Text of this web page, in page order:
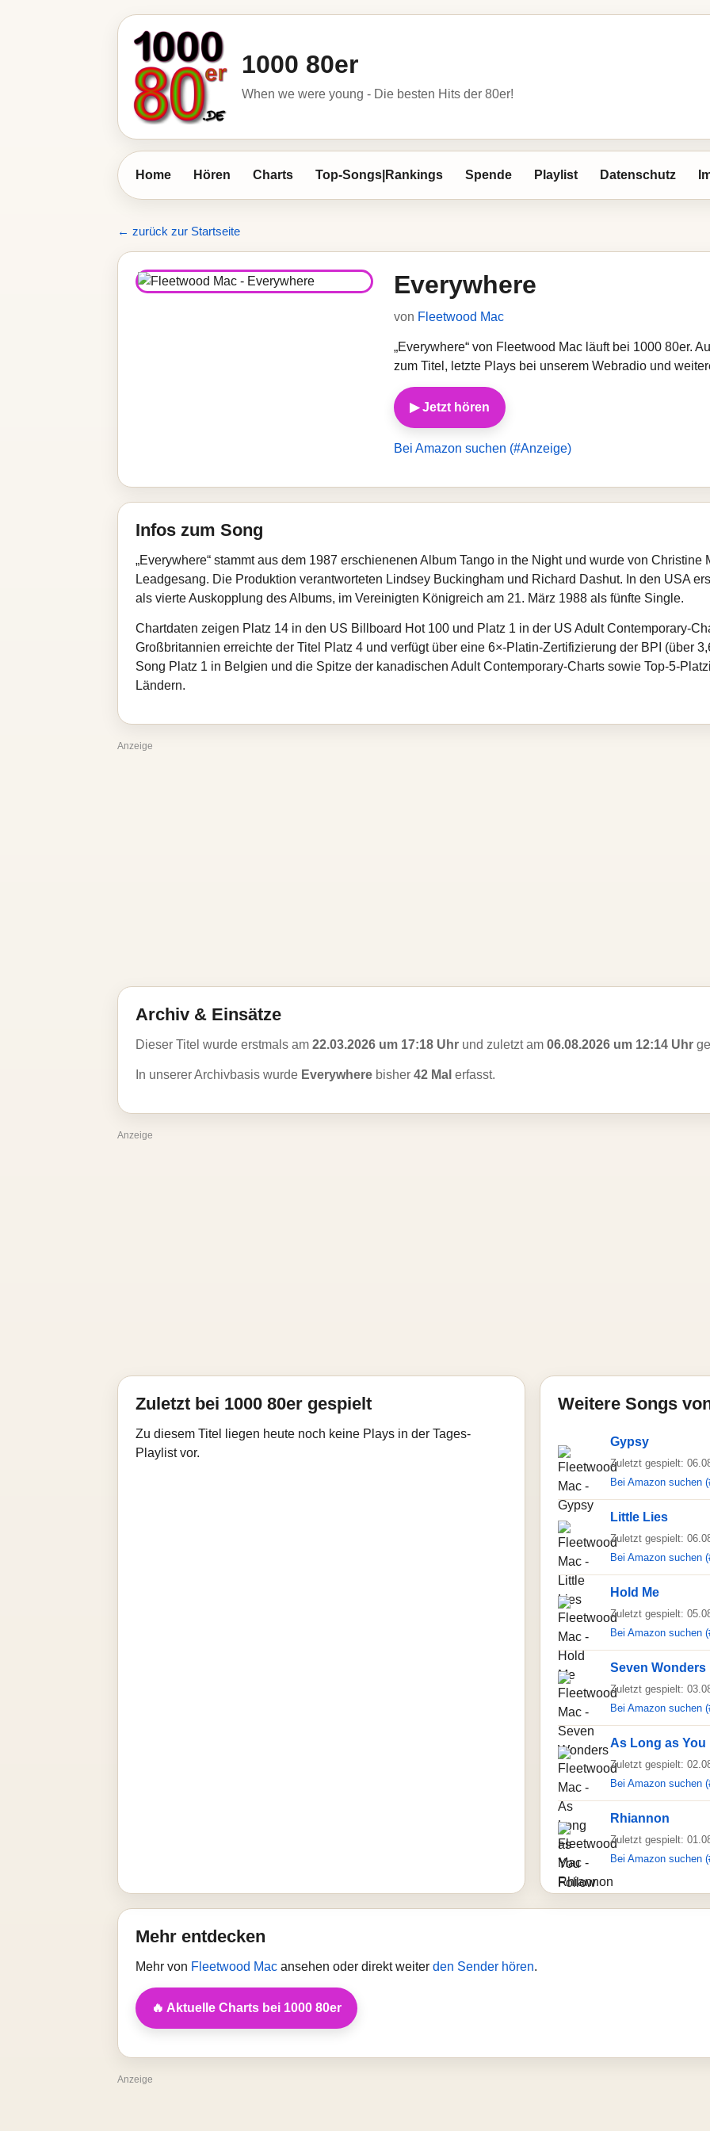
1000 80er
When we were young - Die besten Hits der 80er!
Home Hören Charts Top-Songs|Rankings Spende Playlist Datenschutz
← zurück zur Startseite
Everywhere
von Fleetwood Mac
„Everywhere“ von Fleetwood Mac läuft bei 1000 80er.
zum Titel, letzte Plays bei unserem Webradio und
▶ Jetzt hören
Bei Amazon suchen (#Anzeige)
Infos zum Song
„Everywhere“ stammt aus dem 1987 erschienenen Album Tango in the Night und wurde von
Leadgesang. Die Produktion verantworteten Lindsey Buckingham und Richard Dashut. In den USA
als vierte Auskopplung des Albums, im Vereinigten Königreich am 21. März 1988 als fünfte Single.
Chartdaten zeigen Platz 14 in den US Billboard Hot 100 und Platz 1 in der US Adult
Großbritannien erreichte der Titel Platz 4 und verfügt über eine 6×‑Platin‑Zertifizierung der BPI (über
Song Platz 1 in Belgien und die Spitze der kanadischen Adult Contemporary‑Charts sowie
Ländern.
Anzeige
Archiv & Einsätze
Dieser Titel wurde erstmals am 22.03.2026 um 17:18 Uhr und zuletzt am 06.08.2026 um 12:14 Uhr
In unserer Archivbasis wurde Everywhere bisher 42 Mal erfasst.
Anzeige
Zuletzt bei 1000 80er gespielt
Zu diesem Titel liegen heute noch keine Plays in der Tages-
Playlist vor.
Weitere Songs
Gypsy
Zuletzt gespielt:
Bei Amazon suchen
Little Lies
Zuletzt gespielt:
Bei Amazon suchen
Hold Me
Zuletzt gespielt:
Bei Amazon suchen
Seven Wonders
Zuletzt gespielt:
Bei Amazon suchen
As Long as You
Zuletzt gespielt:
Bei Amazon suchen
Rhiannon
Zuletzt gespielt:
Bei Amazon suchen
Mehr entdecken
Mehr von Fleetwood Mac ansehen oder direkt weiter den Sender hören.
🔥 Aktuelle Charts bei 1000 80er
Anzeige